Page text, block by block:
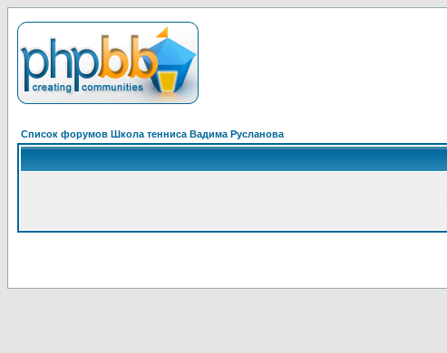
Список форумов Школа тенниса Вадима Русланова